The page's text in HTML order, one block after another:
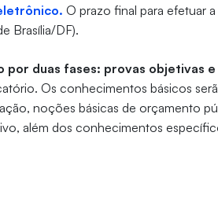
O prazo final para efetuar
Brasília/DF).
por duas fases: provas objetivas
Os conhecimentos básicos
noções básicas de orçamento
além dos conhecimentos